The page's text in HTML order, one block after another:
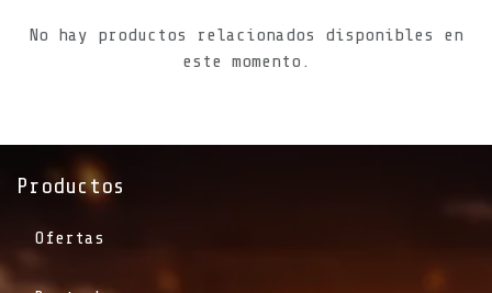
No hay productos relacionados disponibles en
este momento.
Productos
Ofertas